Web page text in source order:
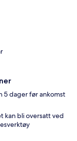
5 dager før ankomst
kan bli oversatt ved